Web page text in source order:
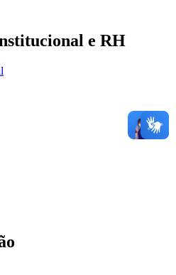
e RH